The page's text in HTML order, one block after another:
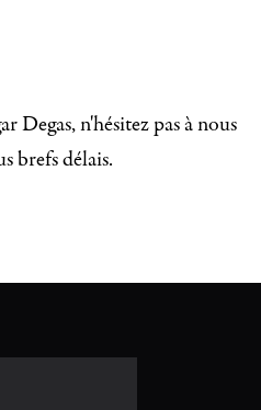
Degas, n'hésitez pas à nous
brefs délais.